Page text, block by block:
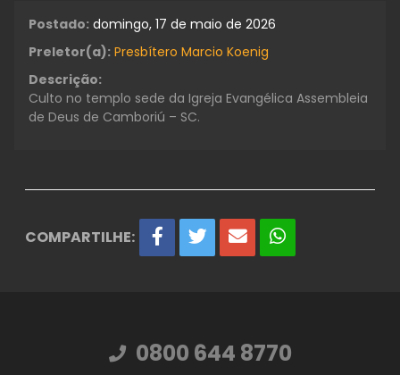
Postado: domingo, 17 de maio de 2026
Preletor(a): Presbítero Marcio Koenig
Descrição:
Culto no templo sede da Igreja Evangélica Assembleia
de Deus de Camboriú – SC.
COMPARTILHE:
0800 644 8770